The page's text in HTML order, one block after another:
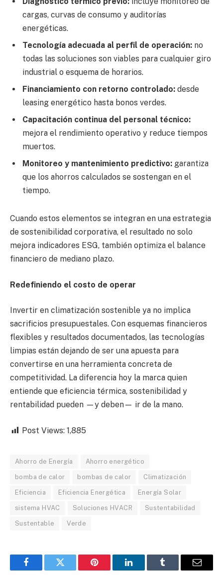
cargas, curvas de consumo y auditorías
energéticas.
Tecnología adecuada al perfil de operación: no
todas las soluciones son viables para cualquier giro
industrial o esquema de horarios.
Financiamiento con retorno controlado: desde
leasing energético hasta bonos verdes.
Capacitación continua del personal técnico:
mejora el rendimiento operativo y reduce tiempos
muertos.
Monitoreo y mantenimiento predictivo: garantiza
que los ahorros calculados se sostengan en el
tiempo.
Cuando estos elementos se integran en una estrategia
de sostenibilidad corporativa, el resultado no solo
mejora indicadores ESG, también optimiza el balance
financiero de mediano plazo.
Redefiniendo el costo de operar
Invertir en climatización sostenible ya no implica
sacrificios presupuestales. Con esquemas financieros
flexibles y resultados documentados, las tecnologías
limpias están dejando de ser una apuesta para
convertirse en una herramienta concreta de
competitividad. La diferencia hoy la marca quien
entiende que eficiencia térmica, sostenibilidad y
rentabilidad pueden —y deben— ir de la mano.
Post Views: 1,885
Ahorro de Energía Ahorro energético
bomba de calor bombas de calor Climatización
Eficiencia Eficiencia Energética Energía Solar
sistema HVAC Soluciones HVACR Sustentabilidad
Sustentable Verde
FacebookTwitter Pinterest LinkedInTumblr Email